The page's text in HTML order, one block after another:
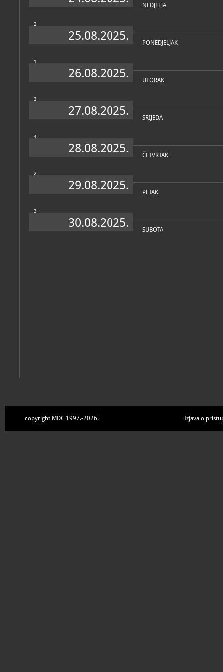
NEDJELJA
2
25.08.2025. PONEDJELJAK
1
26.08.2025. UTORAK
3
27.08.2025. SRIJEDA
4
28.08.2025. ČETVRTAK
2
29.08.2025. PETAK
3
30.08.2025. SUBOTA
copyright MDC 1997.-2026. Izjava o